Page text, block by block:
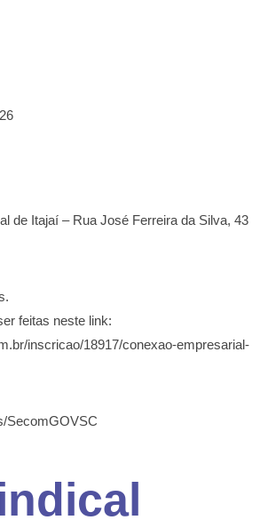
de Itajaí – Rua José Ferreira da Silva, 43
feitas neste link:
inscricao/18917/conexao-empresarial-
SecomGOVSC